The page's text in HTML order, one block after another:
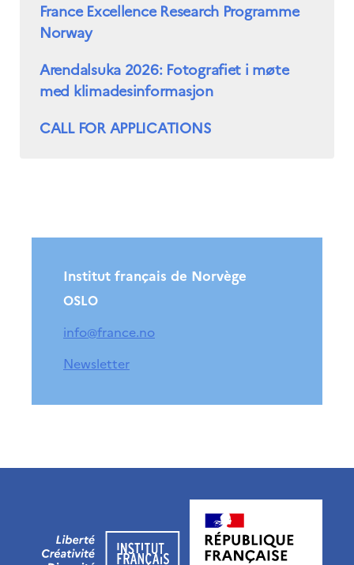
France Excellence Research Programme
Norway
Arendalsuka 2026: Fotografiet i møte
med klimadesinformasjon
CALL FOR APPLICATIONS
Institut français de Norvège
OSLO
info@france.no
Newsletter